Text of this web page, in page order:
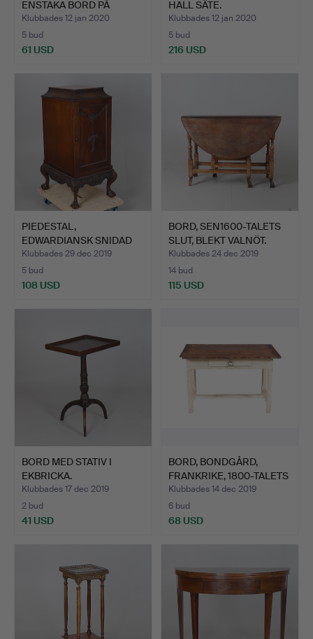
ENSTAKA BORD PÅ
FÖRGYLL…
Klubbades 12 jan 2020
5 bud
61 USD
HALL SÄTE.
Klubbades 12 jan 2020
5 bud
216 USD
PIEDESTAL,
EDWARDIANSK SNIDAD
MAHOGNY.
Klubbades 29 dec 2019
5 bud
108 USD
BORD, SEN1600-TALETS
SLUT, BLEKT VALNÖT.
Klubbades 24 dec 2019
14 bud
115 USD
BORD MED STATIV I
EKBRICKA.
Klubbades 17 dec 2019
2 bud
41 USD
BORD, BONDGÅRD,
FRANKRIKE, 1800-TALETS
AND…
Klubbades 14 dec 2019
6 bud
68 USD